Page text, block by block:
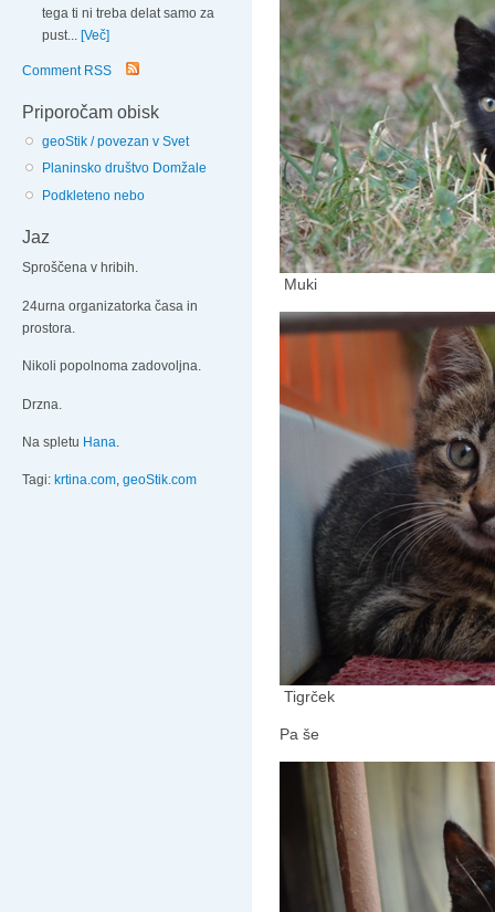
tega ti ni treba delat samo za
pust... [Več]
Comment RSS
Priporočam obisk
geoStik / povezan v Svet
Planinsko društvo Domžale
Podkleteno nebo
Jaz
Sproščena v hribih.
24urna organizatorka časa in
prostora.
Nikoli popolnoma zadovoljna.
Drzna.
Na spletu Hana.
Tagi: krtina.com, geoStik.com
Muki
Tigrček
Pa še